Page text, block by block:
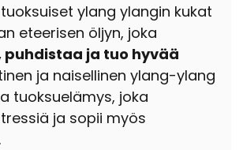
ylang ylangin kukat
eteerisen öljyn, joka
ja tuo hyvää
ja naisellinen ylang-ylang
tuoksuelämys, joka
ja sopii myös